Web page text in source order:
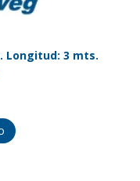
Longitud: 3 mts.